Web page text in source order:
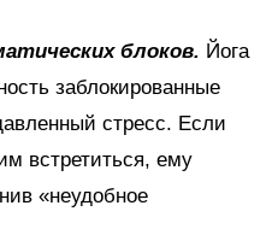
блоков. Йога
заблокированные
стресс. Если
встретиться, ему
«неудобное